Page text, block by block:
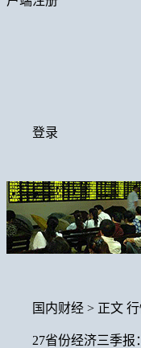
登录
国内财经 > 正文 行
27省份经济三季报